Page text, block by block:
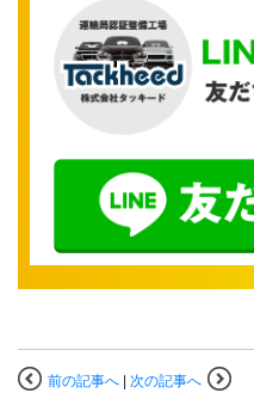
前の記事へ 次の記事へ